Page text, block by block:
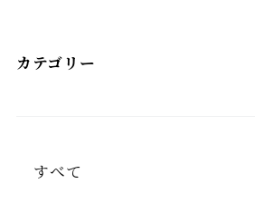
カテゴリー
すべて